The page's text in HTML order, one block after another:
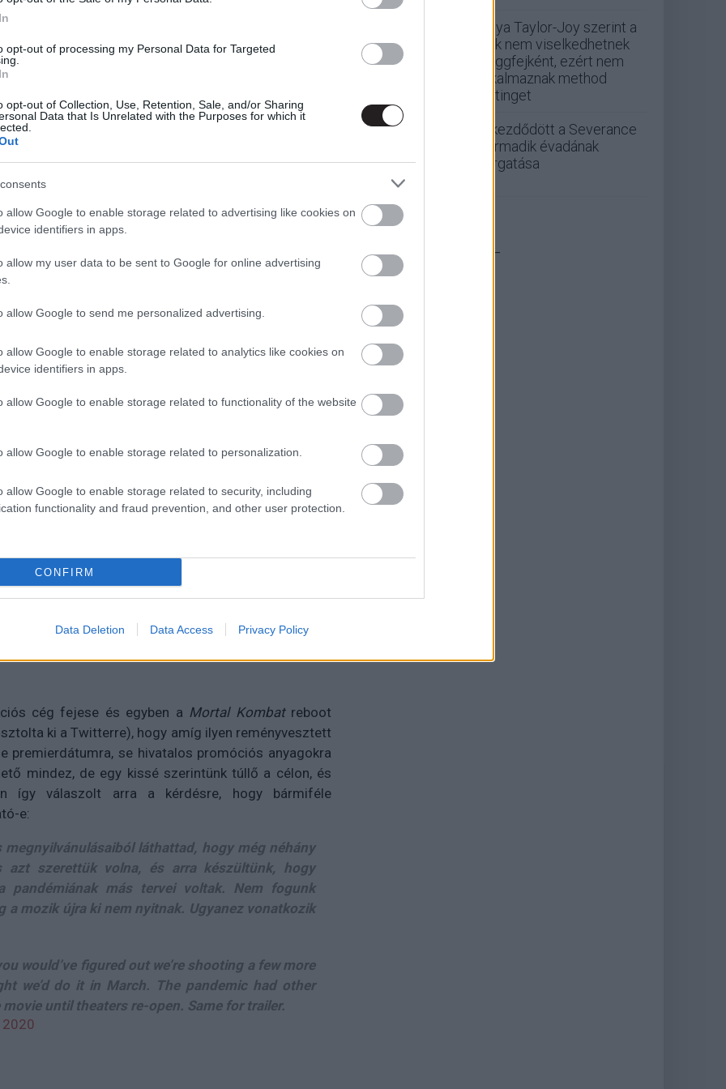
opt-out of processing my Personal Data for Targeted
opt-out of Collection, Use, Retention, Sale, and/or Sharing
Data that Is Unrelated with the Purposes for which it
allow Google to enable storage related to advertising like cookies on
identifiers in apps.
allow my user data to be sent to Google for online advertising
allow Google to send me personalized advertising.
allow Google to enable storage related to analytics like cookies on
identifiers in apps.
allow Google to enable storage related to functionality of the website
allow Google to enable storage related to personalization.
allow Google to enable storage related to security, including
functionality and fraud prevention, and other user protection.
CONFIRM
Data Deletion Data Access Privacy Policy
Kombat reboot
zárva tartanak
döntésük igencsak karakánra sikerült.
és John R. Leonetti rendezte moziktól. Főleg
ez a reboot, mint amikor az egyik színész
is, vagy hogy milyenszínészgárdátis sikerült
nemzetközileg a mozik, addig gyakorlatilag
cég fejese és egyben a Mortal Kombatreboot
ki a Twitterre), hogy amíg ilyen reményvesztett
premierdátumra, se hivatalos promóciós anyagokra
mindez, de egy kissé szerintünk túllő a célon, és
így válaszolt arra a kérdésre, hogy bármiféle
e:
láthattad, hogy még néhány
szerettük volna, és arra készültünk, hogy
más tervei voltak. Nem fogunk
a mozik újra ki nem nyitnak. Ugyanez vonatkozik
would’ve figured out we’re shooting a few more
we’d do it in March. The pandemic had other
until theaters re-open. Same for trailer.
2020
Anya Taylor-Joy szerint a
nők nem viselkedhetnek
seggfejként, ezért nem
alkalmaznak method
actinget
Elkezdődött a Severance
harmadik évadának
forgatása